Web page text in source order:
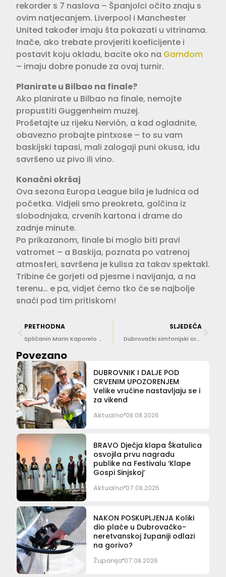
rekorder s 7 naslova – Španjolci očito znaju s
ovim natjecanjem. Liverpool i Manchester
United također imaju šta pokazati u vitrinama.
Inače, ako trebate provjeriti koeficijente i
postavit koju okladu, bacite oko na Gamdom
– imaju dobre ponude za ovaj turnir.
Planirate u Bilbao na finale?
Ako planirate u Bilbao na finale, nemojte
propustiti Guggenheim muzej.
Prošetajte uz rijeku Nervión, a kad ogladnite,
obavezno probajte pintxose – to su vam
baskijski tapasi, mali zalogaji puni okusa, idu
savršeno uz pivo ili vino.
Konačni okršaj
Ova sezona Europa League bila je ludnica od
početka. Vidjeli smo preokreta, golčina iz
slobodnjaka, crvenih kartona i drame do
zadnje minute.
Po prikazanom, finale bi moglo biti pravi
vatromet – a Baskija, poznata po vatrenoj
atmosferi, savršena je kulisa za takav spektakl.
Tribine će gorjeti od pjesme i navijanja, a na
terenu… e pa, vidjet ćemo tko će se najbolje
snaći pod tim pritiskom!
PRETHODNA
Splićanin Marin Kaporelo preuzet će vodstvo Dubrovačkih ljetnih igara?
SLJEDEĆA
Dubrovački simfonijski orkestar proslavio 100. obljetnicu u Lisinskom
Povezano
DUBROVNIK I DALJE POD
CRVENIM UPOZORENJEM
Velike vrućine nastavljaju se i
za vikend
Aktualno 08.08.2026
BRAVO Dječja klapa Škatulica
osvojila prvu nagradu
publike na Festivalu ‘Klape
Gospi Sinjskoj’
Aktualno 07.08.2026
NAKON POSKUPLJENJA Koliki
dio plaće u Dubrovačko-
neretvanskoj županiji odlazi
na gorivo?
Županija 07.08.2026